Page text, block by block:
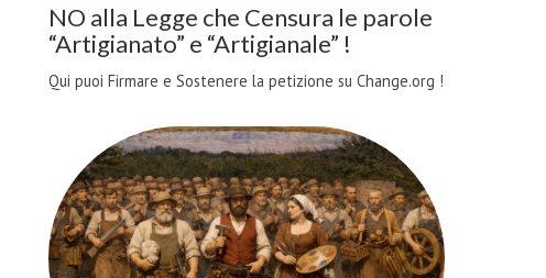
NO alla Legge che Censura le parole
“Artigianato” e “Artigianale” !
Qui puoi Firmare e Sostenere la petizione su Change.org !